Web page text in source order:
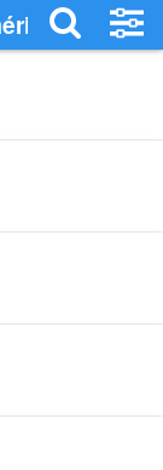
del Sur